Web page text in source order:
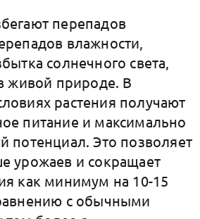
перепадов
влажности,
солнечного света,
живой природе. В
растения получают
питание и максимально
потенциал. Это позволяет
урожаев и сокращает
как минимум на 10-15
с обычными